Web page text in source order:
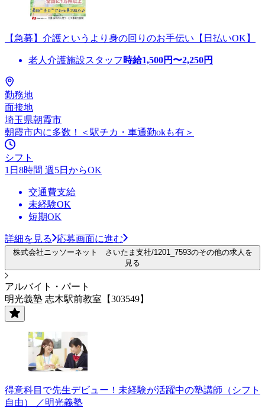
【急募】介護というより身の回りのお手伝い【日払いOK】
老人介護施設スタッフ 時給1,500円〜2,250円
勤務地
面接地
埼玉県朝霞市
朝霞市内に多数！＜駅チカ・車通勤okも有＞
シフト
1日8時間 週5日からOK
交通費支給
未経験OK
短期OK
詳細を見る 応募画面に進む
株式会社ニッソーネット さいたま支社/1201_7593のその他の求人を
見る
アルバイト・パート
明光義塾 志木駅前教室【303549】
得意科目で先生デビュー！未経験が活躍中の塾講師（シフト
自由） ／明光義塾